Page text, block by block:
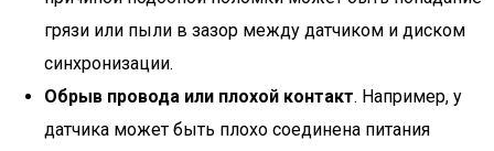
грязи или пыли в зазор между датчиком и диском
синхронизации.
Обрыв провода или плохой контакт. Например, у
датчика может быть плохо соединена питания